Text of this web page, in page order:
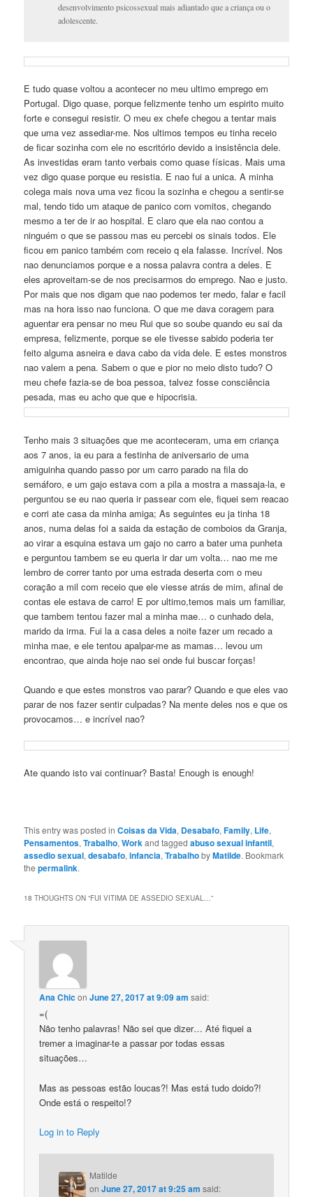
desenvolvimento psicossexual mais adiantado que a criança ou o
adolescente.
E tudo quase voltou a acontecer no meu ultimo emprego em
Portugal. Digo quase, porque felizmente tenho um espirito muito
forte e consegui resistir. O meu ex chefe chegou a tentar mais
que uma vez assediar-me. Nos ultimos tempos eu tinha receio
de ficar sozinha com ele no escritório devido a insistência dele.
As investidas eram tanto verbais como quase físicas. Mais uma
vez digo quase porque eu resistia. E nao fui a unica. A minha
colega mais nova uma vez ficou la sozinha e chegou a sentir-se
mal, tendo tido um ataque de panico com vomitos, chegando
mesmo a ter de ir ao hospital. E claro que ela nao contou a
ninguém o que se passou mas eu percebi os sinais todos. Ele
ficou em panico também com receio q ela falasse. Incrível. Nos
nao denunciamos porque e a nossa palavra contra a deles. E
eles aproveitam-se de nos precisarmos do emprego. Nao e justo.
Por mais que nos digam que nao podemos ter medo, falar e facil
mas na hora isso nao funciona. O que me dava coragem para
aguentar era pensar no meu Rui que so soube quando eu sai da
empresa, felizmente, porque se ele tivesse sabido poderia ter
feito alguma asneira e dava cabo da vida dele. E estes monstros
nao valem a pena. Sabem o que e pior no meio disto tudo? O
meu chefe fazia-se de boa pessoa, talvez fosse consciência
pesada, mas eu acho que que e hipocrisia.
Tenho mais 3 situações que me aconteceram, uma em criança
aos 7 anos, ia eu para a festinha de aniversario de uma
amiguinha quando passo por um carro parado na fila do
semáforo, e um gajo estava com a pila a mostra a massaja-la, e
perguntou se eu nao queria ir passear com ele, fiquei sem reacao
e corri ate casa da minha amiga; As seguintes eu ja tinha 18
anos, numa delas foi a saida da estação de comboios da Granja,
ao virar a esquina estava um gajo no carro a bater uma punheta
e perguntou tambem se eu queria ir dar um volta… nao me me
lembro de correr tanto por uma estrada deserta com o meu
coração a mil com receio que ele viesse atrás de mim, afinal de
contas ele estava de carro! E por ultimo,temos mais um familiar,
que tambem tentou fazer mal a minha mae… o cunhado dela,
marido da irma. Fui la a casa deles a noite fazer um recado a
minha mae, e ele tentou apalpar-me as mamas… levou um
encontrao, que ainda hoje nao sei onde fui buscar forças!
Quando e que estes monstros vao parar? Quando e que eles vao
parar de nos fazer sentir culpadas? Na mente deles nos e que os
provocamos… e incrível nao?
Ate quando isto vai continuar? Basta! Enough is enough!
This entry was posted inCoisas da Vida, Desabafo,Family, Life,
Pensamentos,Trabalho,Workand taggedabuso sexual infantil,
assedio sexual,desabafo,infancia,TrabalhobyMatilde. Bookmark
thepermalink.
18 THOUGHTS ON “FUI VITIMA DE ASSEDIO SEXUAL…”
Ana ChiconJune 27, 2017 at 9:09 am said:
=(
Não tenho palavras! Não sei que dizer… Até fiquei a
tremer a imaginar-te a passar por todas essas
situações…
Mas as pessoas estão loucas?! Mas está tudo doido?!
Onde está o respeito!?
Log in to Reply
Matilde
onJune 27, 2017 at 9:25 am said: